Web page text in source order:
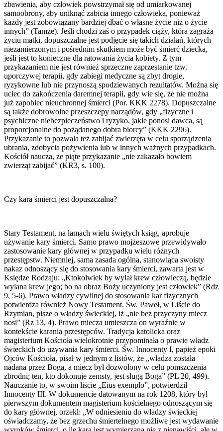
zbawienia, aby człowiek powstrzymał się od umiarkowanej
samoobrony, aby uniknąć zabicia innego człowieka, ponieważ
każdy jest zobowiązany bardziej dbać o własne życie niż o życie
innych” (Tamże). Jeśli chodzi zaś o przypadek ciąży, która zagraża
życiu matki, dopuszczalne jest podjęcie się takich działań, których
niezamierzonym i pośrednim skutkiem może być śmierć dziecka,
jeśli jest to konieczne dla ratowania życia kobiety. Z tym
przykazaniem nie jest również sprzeczne zaprzestanie tzw.
uporczywej terapii, gdy zabiegi medyczne są zbyt drogie,
ryzykowne lub nie przynoszą spodziewanych rezultatów. Można się
uciec do zakończenia daremnej terapii, gdy wie się, że nie można
już zapobiec nieuchronnej śmierci (Por. KKK 2278). Dopuszczalne
są także dobrowolne przeszczepy narządów, gdy „fizyczne i
psychiczne niebezpieczeństwo i ryzyko, jakie ponosi dawca, są
proporcjonalne do pożądanego dobra biorcy” (KKK 2296).
Przykazanie to pozwala też zabijać zwierzęta w celu sporządzenia
ubrania, zdobycia pożywienia lub w innych ważnych przypadkach.
Kościół naucza, że piąte przykazanie „nie zakazało bowiem
zwierząt zabijać” (KR3, s. 100).
Czy kara śmierci jest dopuszczalna?
Stary Testament, na łamach wielu świętych ksiąg, aprobuje
używanie kary śmierci. Samo prawo mojżeszowe przewidywało
zastosowanie kary głównej w przypadku wielu różnych
przestępstw. Niemniej, sama zasada ogólna, stanowiąca swoisty
nakaz odnoszący się do stosowania kary śmierci, zawarta jest w
Księdze Rodzaju: „Ktokolwiek by wylał krew człowieczą, będzie
wylana krew jego; bo na obraz Boży uczyniony jest człowiek” (Rdz
9, 5-6). Prawo władzy cywilnej do stosowania kar fizycznych
potwierdza również Nowy Testament. Św. Paweł, w Liście do
Rzymian, pisze o władzy świeckiej, iż „nie bez przyczyny miecz
nosi” (Rz 13, 4). Prawo miecza umieszcza on wyraźnie w
kontekście karania przestępców. Tradycja katolicka oraz
magisterium Kościoła wielokrotnie przypominała o prawie władz
świeckich do używania kary śmierci. Św. Innocenty I, papież epoki
Ojców Kościoła, pisał w jednym z listów, że „władza została
nadana przez Boga, a miecz był dozwolony w celu pomszczenia
zbrodni; ten, kto dokonuje zemsty, jest sługą Boga” (PL 20, 499).
Nauczanie to, w swoim liście „Eius exemplo”, potwierdził
Innocenty III. W dokumencie datowanym na rok 1208, który był
pierwszym dokumentem magisterium kościelnego odnoszącym się
do kary głównej, orzekł: „W odniesieniu do władzy świeckiej
oświadczamy, że bez grzechu śmiertelnego możliwe jest wydawanie